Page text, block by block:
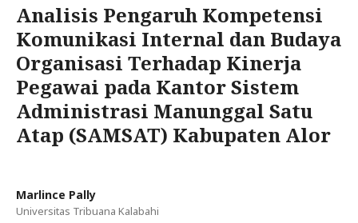
Analisis Pengaruh Kompetensi
Komunikasi Internal dan Budaya
Organisasi Terhadap Kinerja
Pegawai pada Kantor Sistem
Administrasi Manunggal Satu
Atap (SAMSAT) Kabupaten Alor
Marlince Pally
Universitas Tribuana Kalabahi